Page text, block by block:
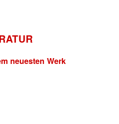
neuesten Werk